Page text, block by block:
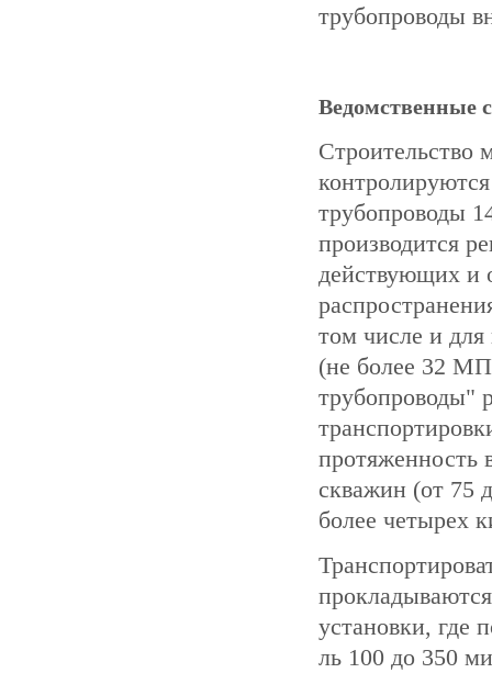
трубопроводы
Ведомственные
Строительство
трубопроводы
производится
действующих и
том числе и
(не более 32
трубопроводы"
протяженность
скважин (от 75
более четырех
установки, где
ль 100 до 350